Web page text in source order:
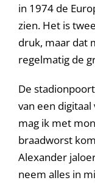
in 1974 de
zien. Het is
druk, maar dat
regelmatig de
De
van een
mag ik met
braadworst
Alexander
neem alles in